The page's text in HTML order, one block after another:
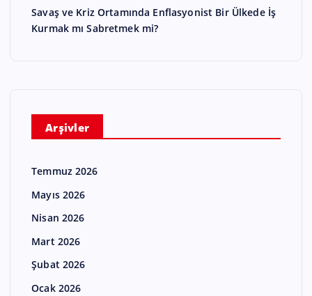
Savaş ve Kriz Ortamında Enflasyonist Bir Ülkede İş
Kurmak mı Sabretmek mi?
Arşivler
Temmuz 2026
Mayıs 2026
Nisan 2026
Mart 2026
Şubat 2026
Ocak 2026